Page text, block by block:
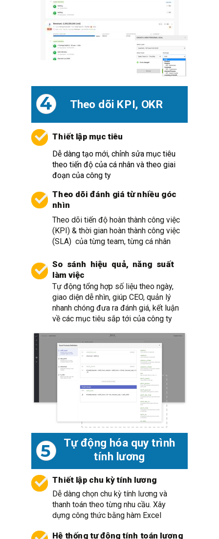
Theo dõi KPI, OKR
4
Thiết lập mục tiêu
Theo dõi đánh giá từ nhiều góc
nhìn
So sánh hiệu quả, năng suất
làm việc
Dễ dàng tạo mới, chỉnh sửa mục tiêu
theo tiến độ của cá nhân và theo giai
đoạn của công ty
Theo dõi tiến độ hoàn thành công việc
(KPI) & thời gian hoàn thành công việc
(SLA) của từng team, từng cá nhân
Tự động tổng hợp số liệu theo ngày,
giao diện dễ nhìn, giúp CEO, quản lý
nhanh chóng đưa ra đánh giá, kết luận
về các mục tiêu sắp tới của công ty
Tự động hóa quy trình
tính lương
5
Thiết lập chu kỳ tính lương
Hệ thống tự động tính toán lương
Dễ dàng chọn chu kỳ tính lương và
thanh toán theo từng nhu cầu. Xây
dựng công thức bằng hàm Excel